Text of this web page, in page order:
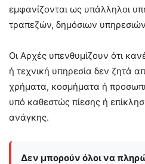
εμφανίζονται ως υπάλληλοι
τραπεζών, δημόσιων
Οι Αρχές υπενθυμίζουν ότι
ή τεχνική υπηρεσία δεν ζητά
χρήματα, κοσμήματα ή
υπό καθεστώς πίεσης ή
ανάγκης.
Δεν μπορούν όλοι να